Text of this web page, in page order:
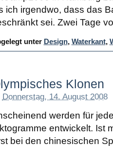
ich irgendwo, dass das
sei. Zwei Tage
unter Design, Waterkant,
Klonen
Donnerstag, 14. August 2008
werden für
entwickelt. Ist
bei den chinesischen